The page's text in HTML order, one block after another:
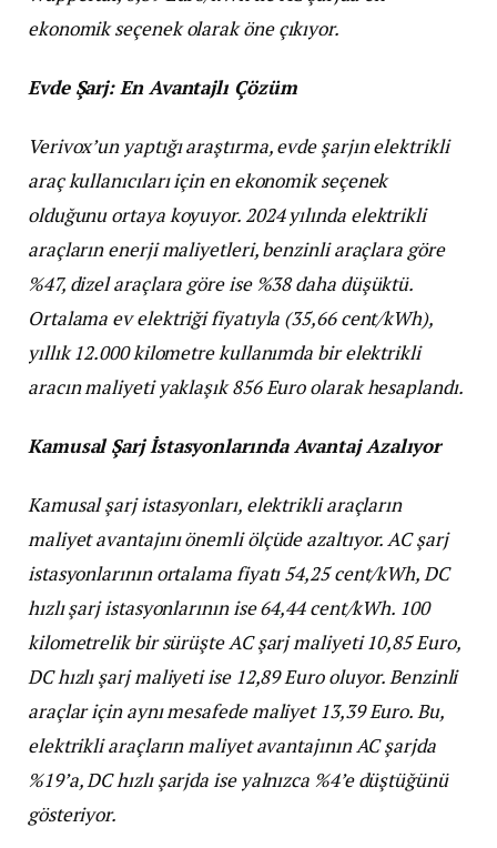
ekonomik seçenek olarak öne çıkıyor.
Evde Şarj: En Avantajlı Çözüm
Verivox’un yaptığı araştırma, evde şarjın elektrikli
araç kullanıcıları için en ekonomik seçenek
olduğunu ortaya koyuyor. 2024 yılında elektrikli
araçların enerji maliyetleri, benzinli araçlara göre
%47, dizel araçlara göre ise %38 daha düşüktü.
Ortalama ev elektriği fiyatıyla (35,66 cent/kWh),
yıllık 12.000 kilometre kullanımda bir elektrikli
aracın maliyeti yaklaşık 856 Euro olarak hesaplandı.
Kamusal Şarj İstasyonlarında Avantaj Azalıyor
Kamusal şarj istasyonları, elektrikli araçların
maliyet avantajını önemli ölçüde azaltıyor. AC şarj
istasyonlarının ortalama fiyatı 54,25 cent/kWh, DC
hızlı şarj istasyonlarının ise 64,44 cent/kWh. 100
kilometrelik bir sürüşte AC şarj maliyeti 10,85 Euro,
DC hızlı şarj maliyeti ise 12,89 Euro oluyor. Benzinli
araçlar için aynı mesafede maliyet 13,39 Euro. Bu,
elektrikli araçların maliyet avantajının AC şarjda
%19’a, DC hızlı şarjda ise yalnızca %4’e düştüğünü
gösteriyor.